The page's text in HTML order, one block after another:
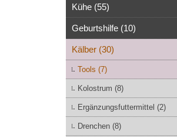
Kühe (55)
Geburtshilfe (10)
Kälber (30)
Tools (7)
Kolostrum (8)
Ergänzungsfuttermittel (2)
Drenchen (8)